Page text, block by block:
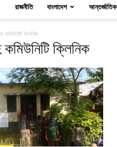
রাজনীতি বাংলাদেশ আন্তর্জাতিক
কমিউনিটি ক্লিনিক
ক্লিনিক